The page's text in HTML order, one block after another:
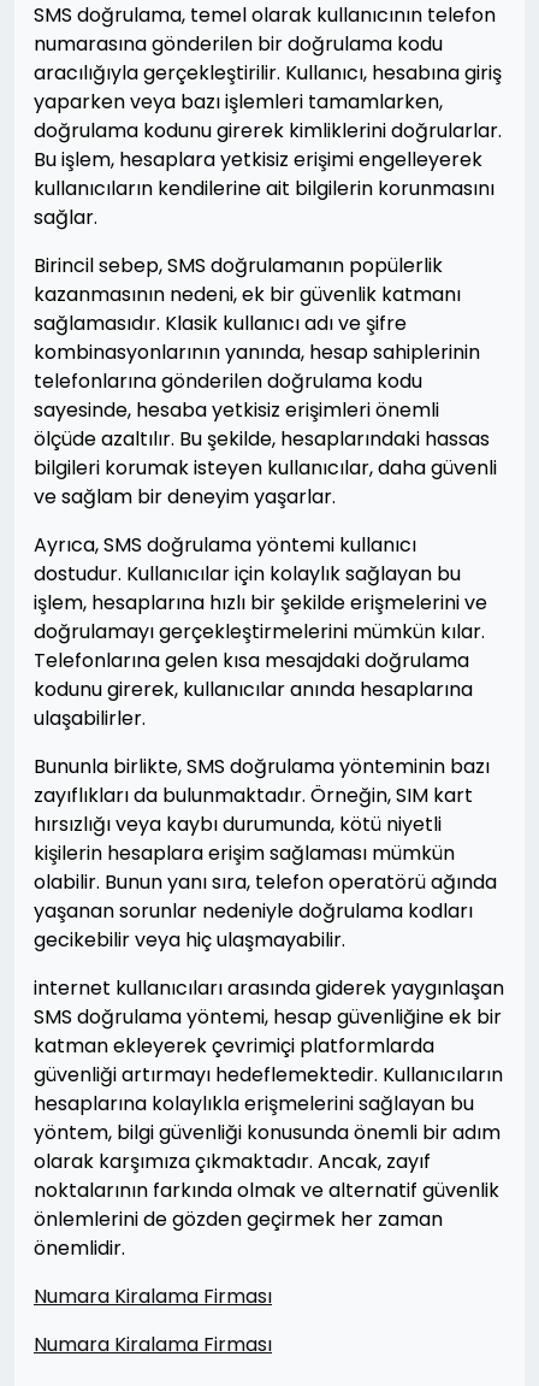
SMS doğrulama, temel olarak kullanıcının telefon
numarasına gönderilen bir doğrulama kodu
aracılığıyla gerçekleştirilir. Kullanıcı, hesabına giriş
yaparken veya bazı işlemleri tamamlarken,
doğrulama kodunu girerek kimliklerini doğrularlar.
Bu işlem, hesaplara yetkisiz erişimi engelleyerek
kullanıcıların kendilerine ait bilgilerin korunmasını
sağlar.
Birincil sebep, SMS doğrulamanın popülerlik
kazanmasının nedeni, ek bir güvenlik katmanı
sağlamasıdır. Klasik kullanıcı adı ve şifre
kombinasyonlarının yanında, hesap sahiplerinin
telefonlarına gönderilen doğrulama kodu
sayesinde, hesaba yetkisiz erişimleri önemli
ölçüde azaltılır. Bu şekilde, hesaplarındaki hassas
bilgileri korumak isteyen kullanıcılar, daha güvenli
ve sağlam bir deneyim yaşarlar.
Ayrıca, SMS doğrulama yöntemi kullanıcı
dostudur. Kullanıcılar için kolaylık sağlayan bu
işlem, hesaplarına hızlı bir şekilde erişmelerini ve
doğrulamayı gerçekleştirmelerini mümkün kılar.
Telefonlarına gelen kısa mesajdaki doğrulama
kodunu girerek, kullanıcılar anında hesaplarına
ulaşabilirler.
Bununla birlikte, SMS doğrulama yönteminin bazı
zayıflıkları da bulunmaktadır. Örneğin, SIM kart
hırsızlığı veya kaybı durumunda, kötü niyetli
kişilerin hesaplara erişim sağlaması mümkün
olabilir. Bunun yanı sıra, telefon operatörü ağında
yaşanan sorunlar nedeniyle doğrulama kodları
gecikebilir veya hiç ulaşmayabilir.
internet kullanıcıları arasında giderek yaygınlaşan
SMS doğrulama yöntemi, hesap güvenliğine ek bir
katman ekleyerek çevrimiçi platformlarda
güvenliği artırmayı hedeflemektedir. Kullanıcıların
hesaplarına kolaylıkla erişmelerini sağlayan bu
yöntem, bilgi güvenliği konusunda önemli bir adım
olarak karşımıza çıkmaktadır. Ancak, zayıf
noktalarının farkında olmak ve alternatif güvenlik
önlemlerini de gözden geçirmek her zaman
önemlidir.
Numara Kiralama Firması
Numara Kiralama Firması